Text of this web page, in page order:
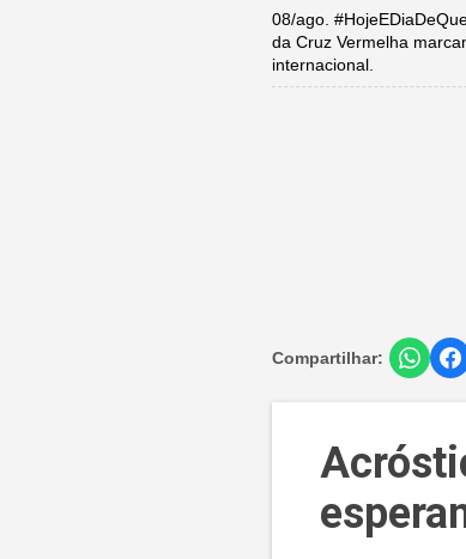
08/ago.
da Cruz Vermelha
internacional.
Compartilhar: